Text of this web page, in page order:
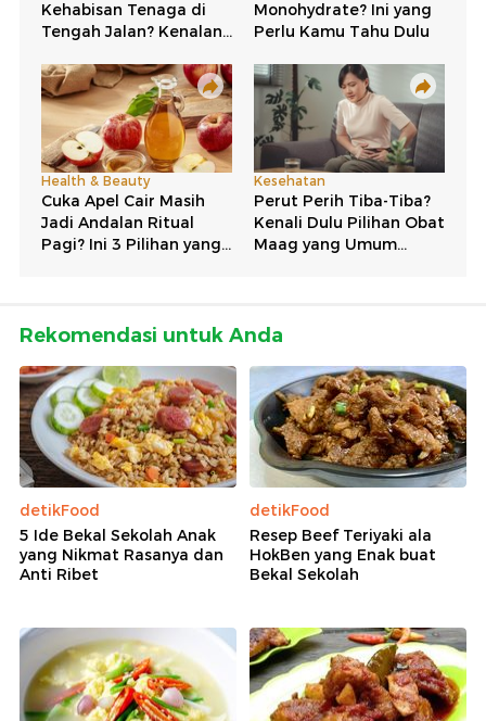
Rekomendasi untuk Anda
detikFood
5 Ide Bekal Sekolah Anak
yang Nikmat Rasanya dan
Anti Ribet
detikFood
Resep Beef Teriyaki ala
HokBen yang Enak buat
Bekal Sekolah